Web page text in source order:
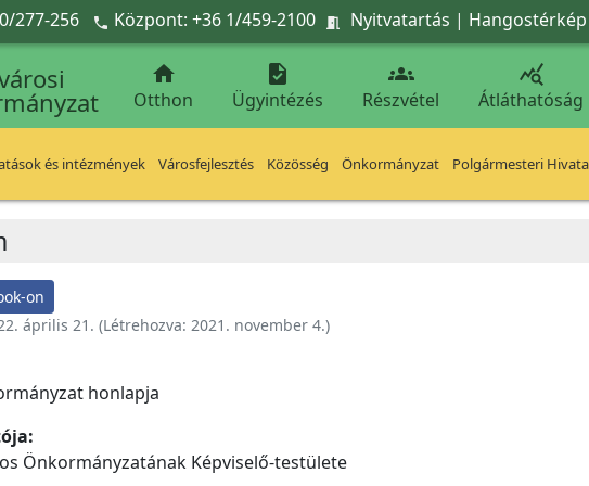
277-256  Központ: +36 1/459-2100  Nyitvatartás | Hangostérkép

Otthon

Ügyintézés

Részvétel

Átláthatóság
és intézmények Városfejlesztés Közösség Önkormányzat Polgármesteri
on
április 21. (Létrehozva: 2021. november 4.)
honlapja
Önkormányzatának Képviselő-testülete